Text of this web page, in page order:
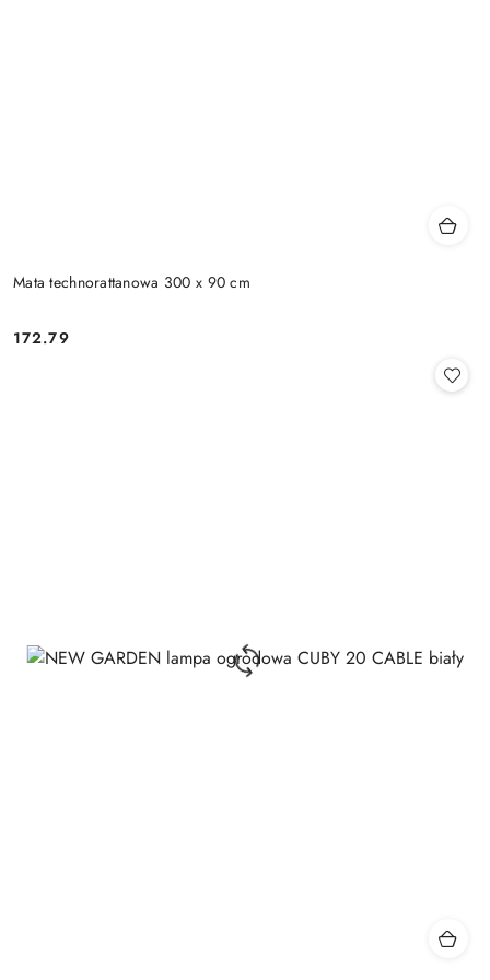
Mata technorattanowa 300 x 90 cm
Cena:
172.79